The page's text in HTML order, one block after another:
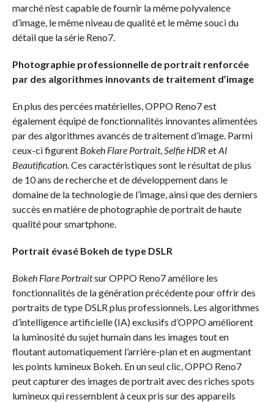
marché n’est capable de fournir la même polyvalence
d’image, le même niveau de qualité et le même souci du
détail que la série Reno7.
Photographie professionnelle de portrait renforcée
par des algorithmes innovants de traitement d’image
En plus des percées matérielles, OPPO Reno7 est
également équipé de fonctionnalités innovantes alimentées
par des algorithmes avancés de traitement d’image. Parmi
ceux-ci figurent Bokeh Flare Portrait, Selfie HDR etAI
Beautification. Ces caractéristiques sont le résultat de plus
de 10 ans de recherche et de développement dans le
domaine de la technologie de l’image, ainsi que des derniers
succès en matière de photographie de portrait de haute
qualité pour smartphone.
Portrait évasé Bokeh de type DSLR
Bokeh Flare Portraitsur OPPO Reno7 améliore les
fonctionnalités de la génération précédente pour offrir des
portraits de type DSLR plus professionnels. Les algorithmes
d’intelligence artificielle (IA) exclusifs d’OPPO améliorent
la luminosité du sujet humain dans les images tout en
floutant automatiquement l’arrière-plan et en augmentant
les points lumineux Bokeh. En un seul clic, OPPO Reno7
peut capturer des images de portrait avec des riches spots
lumineux qui ressemblent à ceux pris sur des appareils